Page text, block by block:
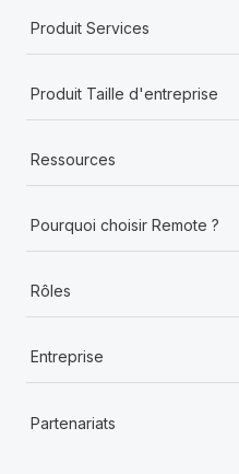
Produit Services
Produit Taille d'entreprise
Ressources
Pourquoi choisir Remote ?
Rôles
Entreprise
Partenariats